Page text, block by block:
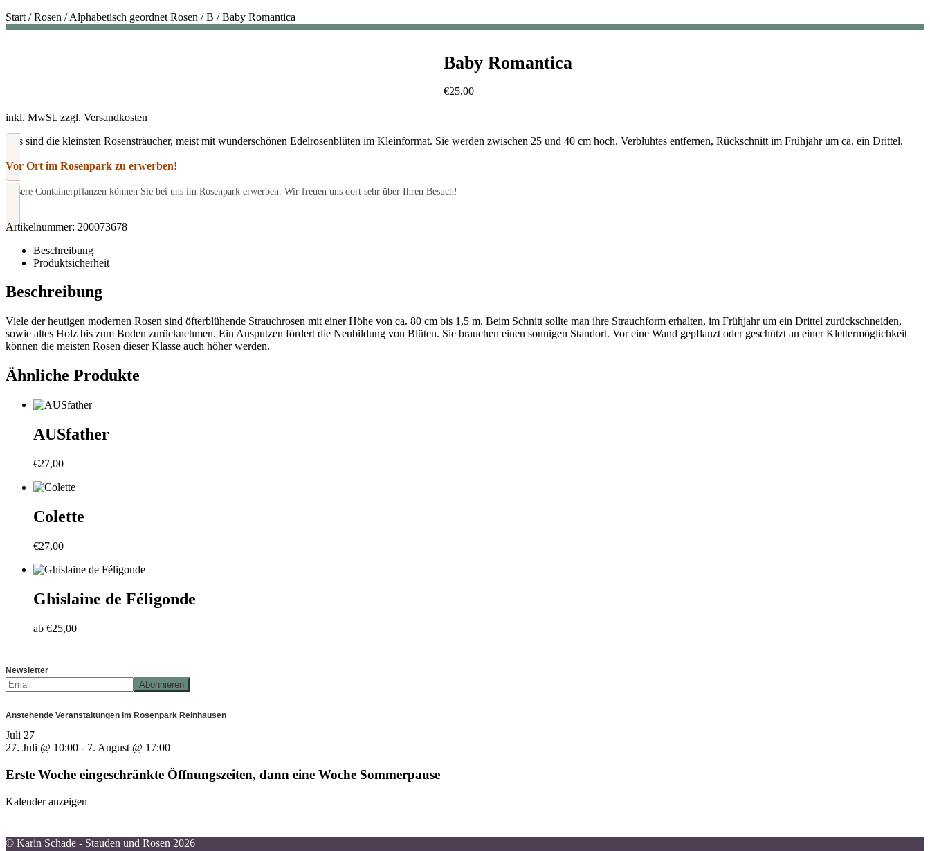
Start /Rosen /Alphabetisch geordnet Rosen /B /Baby Romantica
Baby Romantica
€25,00
inkl. MwSt. zzgl. Versandkosten
Das sind die kleinsten Rosensträucher, meist mit wunderschönen Edelrosenblüten im Kleinformat. Sie werden zwischen 25 und 40 cm hoch. Verblühtes entfernen, Rückschnitt im Frühjahr um ca. ein Drittel.
Vor Ort im Rosenpark zu erwerben!
Unsere Containerpflanzen können Sie bei uns im Rosenpark erwerben. Wir freuen uns dort sehr über Ihren Besuch!
Artikelnummer: 200073678
Beschreibung
Produktsicherheit
Beschreibung
Viele der heutigen modernen Rosen sind öfterblühende Strauchrosen mit einer Höhe von ca. 80 cm bis 1,5 m. Beim Schnitt sollte man ihre Strauchform erhalten, im Frühjahr um ein Drittel zurückschneiden,
sowie altes Holz bis zum Boden zurücknehmen. Ein Ausputzen fördert die Neubildung von Blüten. Sie brauchen einen sonnigen Standort. Vor eine Wand gepflanzt oder geschützt an einer Klettermöglichkeit
können die meisten Rosen dieser Klasse auch höher werden.
Ähnliche Produkte
AUSfather
€27,00
Colette
€27,00
Ghislaine de Féligonde
ab €25,00
Newsletter
Anstehende Veranstaltungen im Rosenpark Reinhausen
Juli 27
27. Juli @ 10:00 - 7. August @ 17:00
Erste Woche eingeschränkte Öffnungszeiten, dann eine Woche Sommerpause
Kalender anzeigen
© Karin Schade - Stauden und Rosen 2026